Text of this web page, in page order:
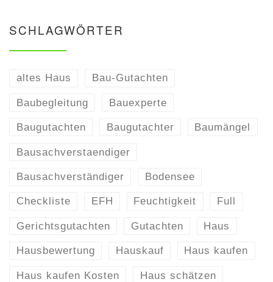
SCHLAGWÖRTER
altes Haus Bau-Gutachten
Baubegleitung Bauexperte
Baugutachten Baugutachter Baumängel
Bausachverstaendiger
Bausachverständiger Bodensee
Checkliste EFH Feuchtigkeit Full
Gerichtsgutachten Gutachten Haus
Hausbewertung Hauskauf Haus kaufen
Haus kaufen Kosten Haus schätzen